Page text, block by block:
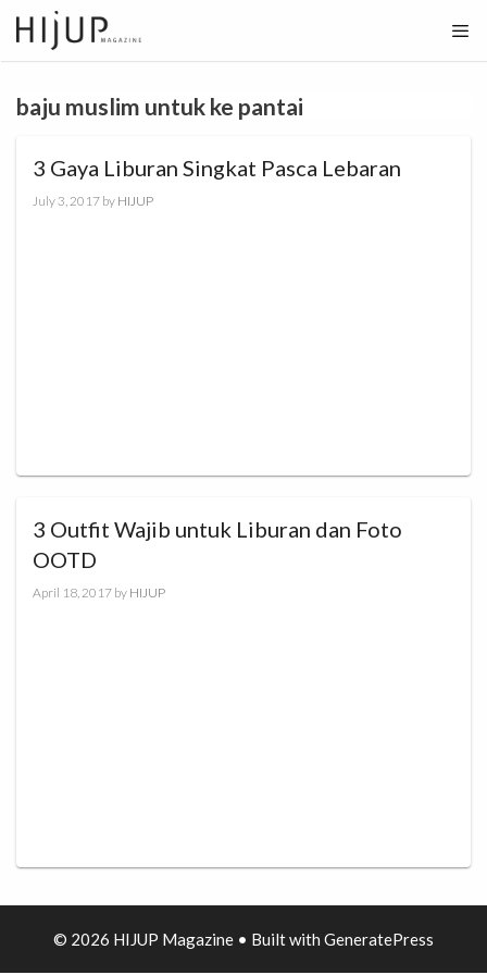
Skip
to
content
baju muslim untuk ke pantai
3 Gaya Liburan Singkat Pasca Lebaran
July 3, 2017 by HIJUP
3 Outfit Wajib untuk Liburan dan Foto
OOTD
April 18, 2017 by HIJUP
© 2026 HIJUP Magazine • Built with GeneratePress